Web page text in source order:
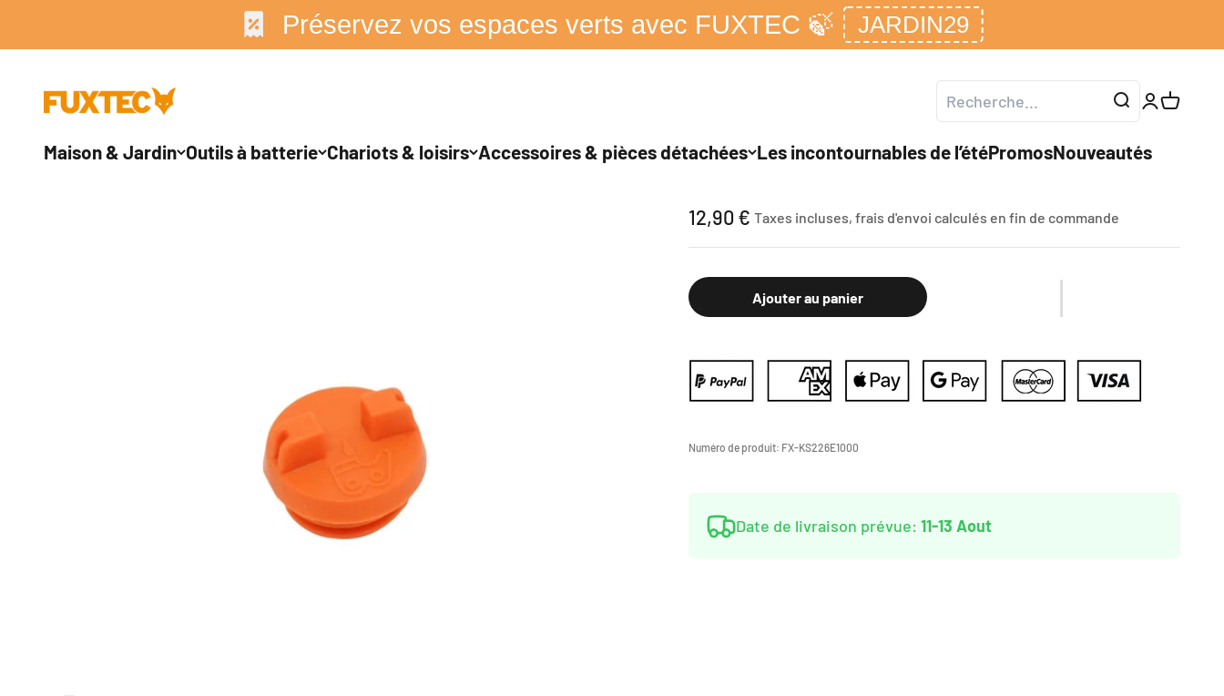
Préservez vos espaces verts avec FUXTEC 🍃 JARDIN29
Maison & Jardin Outils à batterie Chariots & loisirs Accessoires & pièces détachées Les incontournables de l’étéPromosNouveautés
FUXTEC GmbH Ouvrir le
Voir le
Prix de vente
12,90 € Taxes incluses, frais d'envoi calculés en fin de commande
Ajouter au panier
Numéro de produit: FX-KS226E1000
Date de livraison prévue: 11-13 Aout